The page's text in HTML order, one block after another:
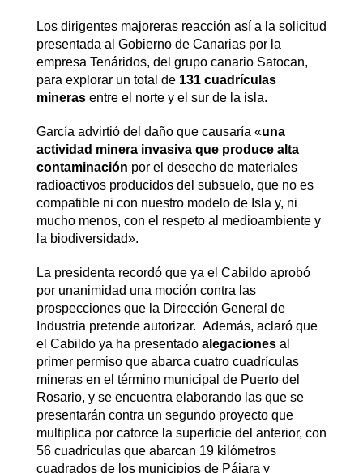
Los dirigentes majoreras reacción así a la solicitud
presentada al Gobierno de Canarias por la
empresa Tenáridos, del grupo canario Satocan,
para explorar un total de 131 cuadrículas
mineras entre el norte y el sur de la isla.
García advirtió del daño que causaría «una
actividad minera invasiva que produce alta
contaminación por el desecho de materiales
radioactivos producidos del subsuelo, que no es
compatible ni con nuestro modelo de Isla y, ni
mucho menos, con el respeto al medioambiente y
la biodiversidad».
La presidenta recordó que ya el Cabildo aprobó
por unanimidad una moción contra las
prospecciones que la Dirección General de
Industria pretende autorizar. Además, aclaró que
el Cabildo ya ha presentado alegacionesal
primer permiso que abarca cuatro cuadrículas
mineras en el término municipal de Puerto del
Rosario, y se encuentra elaborando las que se
presentarán contra un segundo proyecto que
multiplica por catorce la superficie del anterior, con
56 cuadrículas que abarcan 19 kilómetros
cuadrados de los municipios de Pájara y